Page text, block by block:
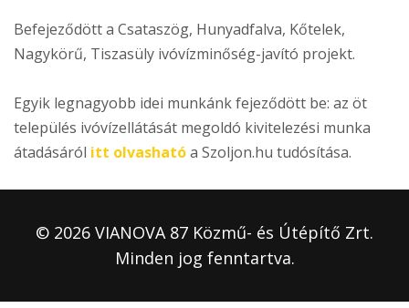
Befejeződött a Csataszög, Hunyadfalva, Kőtelek,
Nagykörű, Tiszasüly ivóvízminőség-javító projekt.
Egyik legnagyobb idei munkánk fejeződött be: az öt
település ivóvízellátását megoldó kivitelezési munka
átadásáról itt olvashatóa Szoljon.hu tudósítása.
© 2026 VIANOVA 87 Közmű- és Útépítő Zrt.
Minden jog fenntartva.